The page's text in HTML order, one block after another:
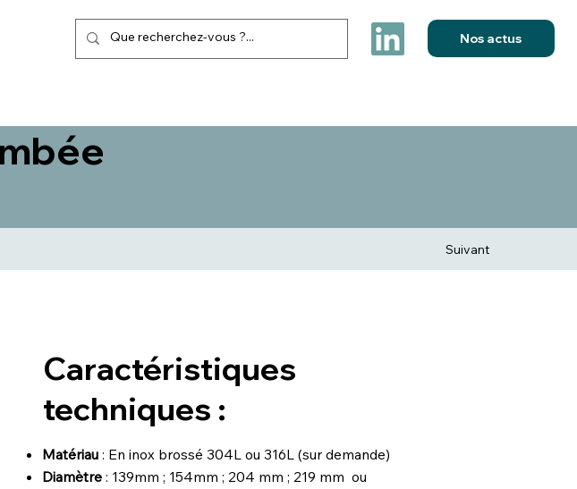
Nos actus
Suivant
Caractéristiques
techniques :
Matériau : En inox brossé 304L ou 316L (sur demande)
Diamètre : 139mm ; 154mm ; 204 mm ; 219 mm ou